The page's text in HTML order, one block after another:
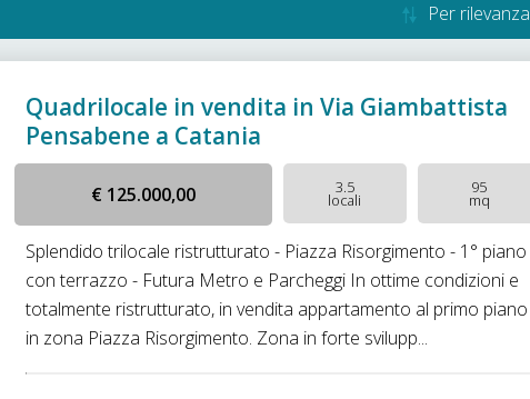
Per rilevanza
Quadrilocale in vendita in Via Giambattista
Pensabene a Catania
€ 125.000,00 3.5
locali
95
mq
Splendido trilocale ristrutturato - Piazza Risorgimento - 1° piano
con terrazzo - Futura Metro e Parcheggi In ottime condizioni e
totalmente ristrutturato, in vendita appartamento al primo piano
in zona Piazza Risorgimento. Zona in forte svilupp...